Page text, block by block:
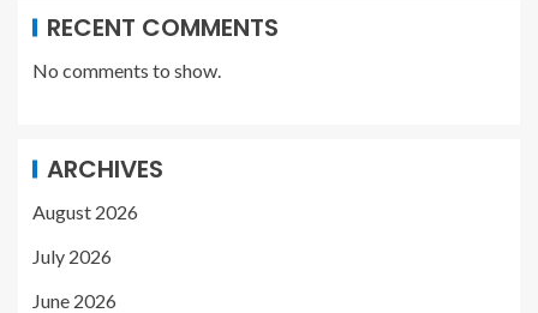
RECENT COMMENTS
No comments to show.
ARCHIVES
August 2026
July 2026
June 2026